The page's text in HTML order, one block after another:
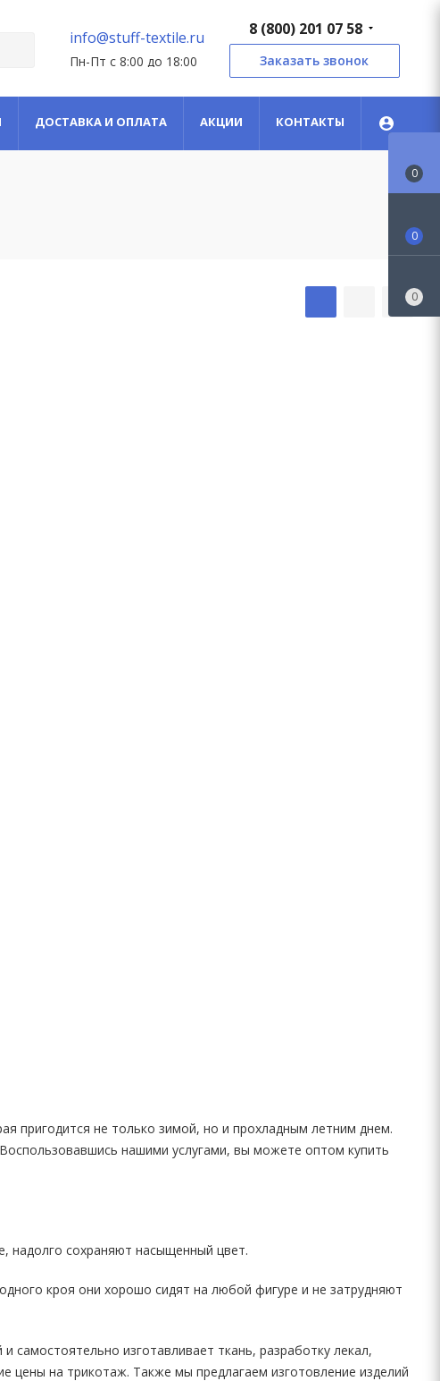
info@stuff-textile.ru
Пн-Пт с 8:00 до 18:00
8 (800) 201 07 58
Заказать звонок
ДОСТАВКА И ОПЛАТА АКЦИИ КОНТАКТЫ
пригодится не только зимой, но и прохладным летним днем.
нашими услугами, вы можете оптом купить
надолго сохраняют насыщенный цвет.
кроя они хорошо сидят на любой фигуре и не затрудняют
самостоятельно изготавливает ткань, разработку лекал,
на трикотаж. Также мы предлагаем изготовление изделий
0
0
0